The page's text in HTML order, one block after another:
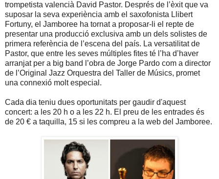
trompetista valencià David Pastor. Després de l’èxit que va
suposar la seva experiència amb el saxofonista Llibert
Fortuny, el Jamboree ha tornat a proposar-li el repte de
presentar una producció exclusiva amb un dels solistes de
primera referència de l’escena del país. La versatilitat de
Pastor, que entre les seves múltiples fites té l’ha d’haver
arranjat per a big band l’obra de Jorge Pardo com a director
de l’Original Jazz Orquestra del Taller de Músics, promet
una connexió molt especial.
Cada dia teniu dues oportunitats per gaudir d'aquest
concert: a les 20 h o a les 22 h. El preu de les entrades és
de 20 € a taquilla, 15 si les compreu a la web del Jamboree.